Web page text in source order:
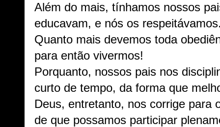
Além do mais, tínhamos nossos
educavam, e nós os
Quanto mais devemos toda
para então vivermos!
Porquanto, nossos pais nos
curto de tempo, da forma que
Deus, entretanto, nos corrige para
de que possamos participar